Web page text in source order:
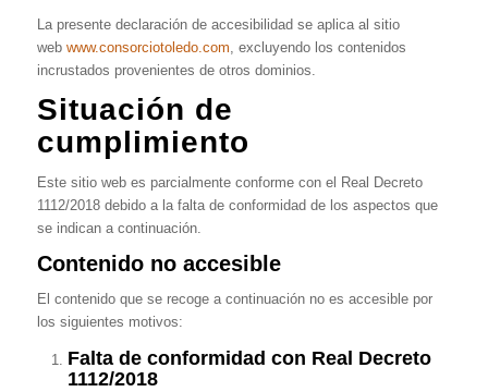
La presente declaración de accesibilidad se aplica al sitio
web www.consorciotoledo.com, excluyendo los contenidos
incrustados provenientes de otros dominios.
Situación de
cumplimiento
Este sitio web es parcialmente conforme con el Real Decreto
1112/2018 debido a la falta de conformidad de los aspectos que
se indican a continuación.
Contenido no accesible
El contenido que se recoge a continuación no es accesible por
los siguientes motivos:
Falta de conformidad con Real Decreto
1112/2018